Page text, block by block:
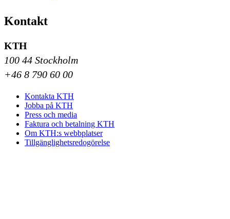
Kontakt
KTH
100 44 Stockholm
+46 8 790 60 00
Kontakta KTH
Jobba på KTH
Press och media
Faktura och betalning KTH
Om KTH:s webbplatser
Tillgänglighetsredogörelse